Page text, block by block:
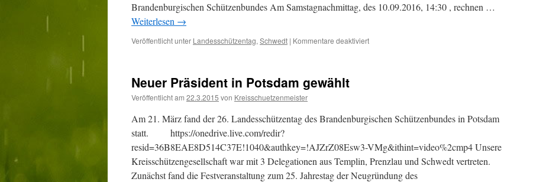
Brandenburgischen Schützenbundes Am Samstagnachmittag, des 10.09.2016, 14:30 , rechnen …
Weiterlesen →
Veröffentlicht unter Landesschützentag, Schwedt | Kommentare deaktiviertfür
Neuer Präsident in Potsdam gewählt
Veröffentlicht am 22.3.2015 von Kreisschuetzenmeister
Am 21. März fand der 26. Landesschützentag des Brandenburgischen Schützenbundes in Potsdam
statt. https://onedrive.live.com/redir?
resid=36B8EAE8D514C37E!1040&authkey=!AJZrZ08Esw3-VMg&ithint=video%2cmp4 Unsere
Kreisschützengesellschaft war mit 3 Delegationen aus Templin, Prenzlau und Schwedt vertreten.
Zunächst fand die Festveranstaltung zum 25. Jahrestag der Neugründung des